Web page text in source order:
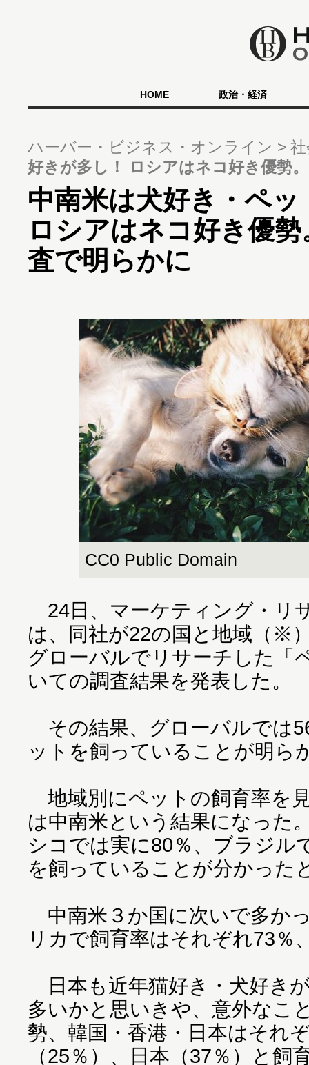
HOME 政治・経済
ハーバー・ビジネス・オンライン
好きが多し！ ロシアはネコ好き優勢
中南米は犬好き・ペ
ロシアはネコ好き優
査で明らかに
CC0 Public Domain
24日、マーケティング・リ
は、同社が22の国と地域（※
グローバルでリサーチした「
いての調査結果を発表した。
その結果、グローバルでは
ットを飼っていることが明ら
地域別にペットの飼育率を
は中南米という結果になった
シコでは実に80％、ブラジル
を飼っていることが分かった
中南米３か国に次いで多か
リカで飼育率はそれぞれ73％
日本も近年猫好き・犬好き
多いかと思いきや、意外なこ
勢、韓国・香港・日本はそれ
（25％）、日本（37％）と飼